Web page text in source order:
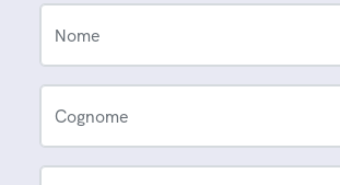
Nome
Cognome